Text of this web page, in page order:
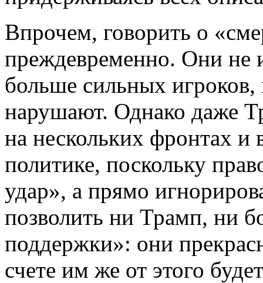
Впрочем, говорить о
преждевременно. Они не
больше сильных игроков,
нарушают. Однако даже
на нескольких фронтах
политике, поскольку
удар», а прямо
позволить ни Трамп, ни
поддержки»: они
счете им же от этого